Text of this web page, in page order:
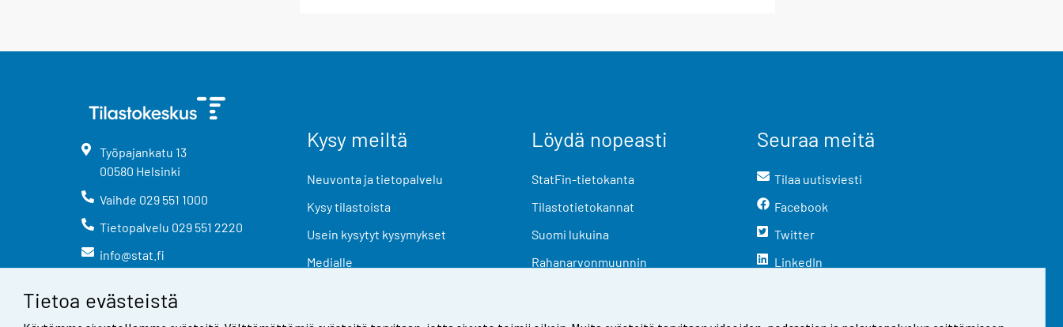
Tietoa evästeistä
Työpajankatu 13
00580 Helsinki
Vaihde 029 551 1000
Tietopalvelu 029 551 2220
info@stat.fi
Kysy meiltä
Neuvonta ja tietopalvelu
Kysy tilastoista
Usein kysytyt kysymykset
Medialle
Löydä nopeasti
StatFin-tietokanta
Tilastotietokannat
Suomi lukuina
Rahanarvonmuunnin
Seuraa meitä
Tilaa uutisviesti
Facebook
Twitter
LinkedIn